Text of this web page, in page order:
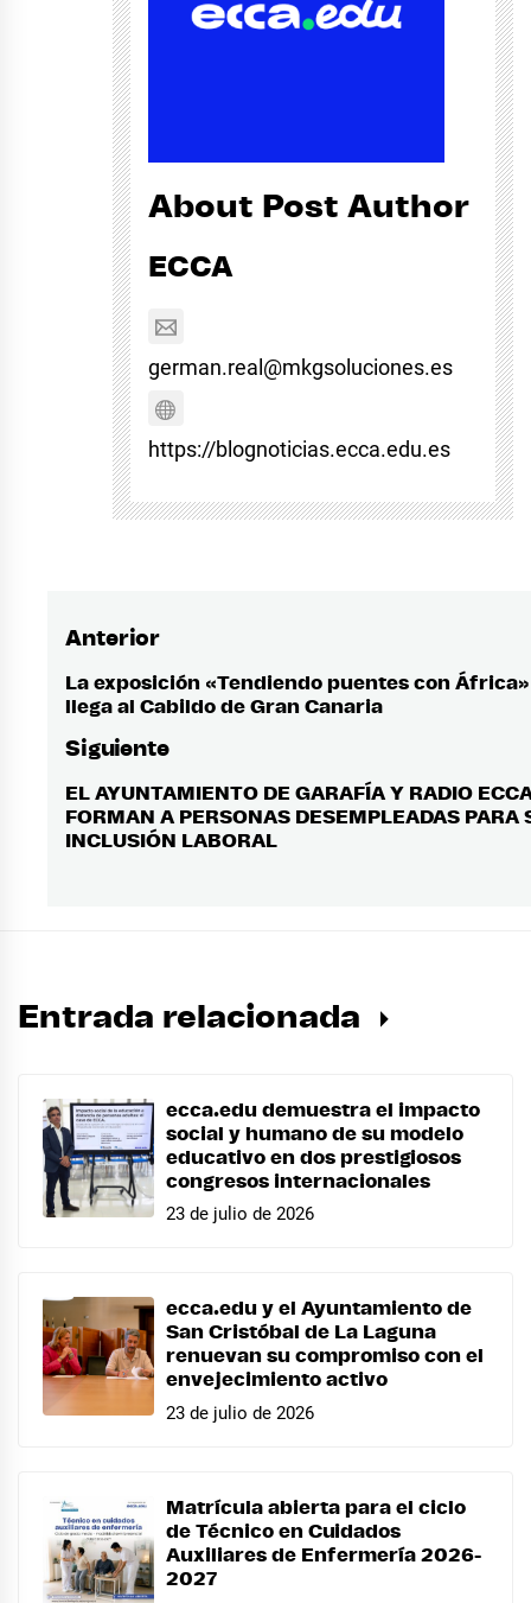
About Post Author
ECCA
german.real@mkgsoluciones.es
https://blognoticias.ecca.edu.es
Navegación
de
Anterior
Entrada
anterior:
La exposición «Tendiendo puentes con África»
llega al Cabildo de Gran Canaria
Siguiente
Entrada
siguiente:
EL AYUNTAMIENTO DE GARAFÍA Y RADIO
FORMAN A PERSONAS DESEMPLEADAS PARA
INCLUSIÓN LABORAL
Entrada relacionada
ecca.edu demuestra el impacto
social y humano de su modelo
educativo en dos prestigiosos
congresos internacionales
23 de julio de 2026
ecca.edu y el Ayuntamiento de
San Cristóbal de La Laguna
renuevan su compromiso con el
envejecimiento activo
23 de julio de 2026
Matrícula abierta para el ciclo
de Técnico en Cuidados
Auxiliares de Enfermería 2026-
2027